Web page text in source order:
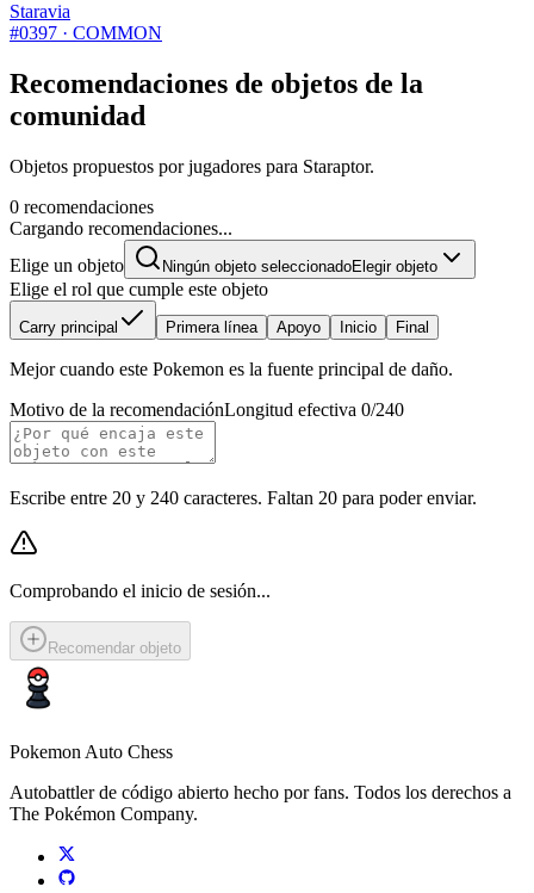
Staravia
#0397 · COMMON
Recomendaciones de objetos de la
comunidad
Objetos propuestos por jugadores para Staraptor.
0 recomendaciones
Cargando recomendaciones...
Elige un objeto
Ningún objeto seleccionadoElegir objeto
Elige el rol que cumple este objeto
Carry principal Primera línea Apoyo Inicio Final
Mejor cuando este Pokemon es la fuente principal de daño.
Motivo de la recomendaciónLongitud efectiva 0/240
Escribe entre 20 y 240 caracteres. Faltan 20 para poder enviar.
Comprobando el inicio de sesión...
Recomendar objeto
Pokemon Auto Chess
Autobattler de código abierto hecho por fans. Todos los derechos a
The Pokémon Company.